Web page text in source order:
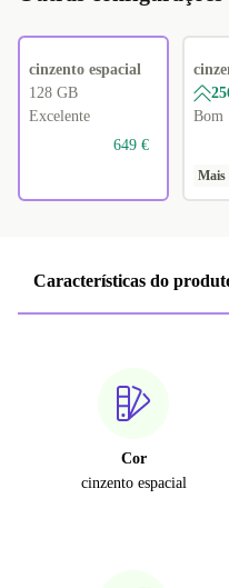
cinzento espacial
128 GB
Excelente
649 €
Bom
Mais
Características do
Cor
cinzento espacial